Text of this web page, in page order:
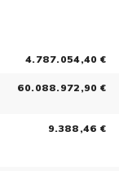
4.787.054,40 €
60.088.972,90 €
9.388,46 €